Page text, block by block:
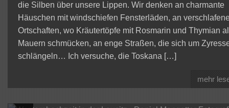
die Silben über unsere Lippen. Wir denken an charmante
Häuschen mit windschiefen Fensterläden, an
Ortschaften, wo Kräutertöpfe mit Rosmarin und Thymian
Mauern schmücken, an enge Straßen, die sich um
schlängeln… Ich versuche, die Toskana […]
mehr